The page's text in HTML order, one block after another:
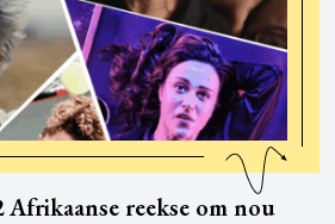
reekse om nou